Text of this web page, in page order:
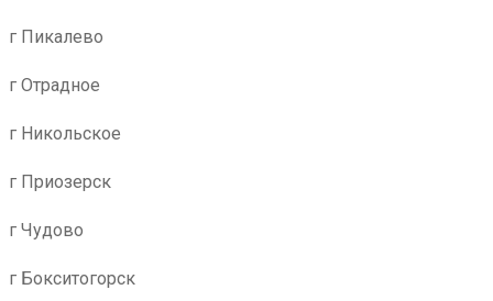
г Пикалево
г Отрадное
г Никольское
г Приозерск
г Чудово
г Бокситогорск